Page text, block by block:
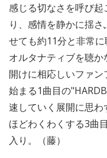
感じる切なさを呼び
り、感情を静かに揺
せても約11分と非常
オルタナティブを聴
開けに相応しいファ
始まる1曲目の
速していく展開に思わ
ほどわくわくする3曲
入り。（藤）